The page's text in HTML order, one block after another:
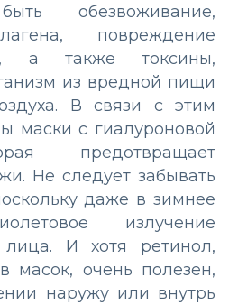
обезвоживание,
повреждение
а также токсины,
из вредной пищи
В связи с этим
маски с гиалуроновой
предотвращает
Не следует забывать
даже в зимнее
излучение
И хотя ретинол,
масок, очень полезен,
наружу или внутрь